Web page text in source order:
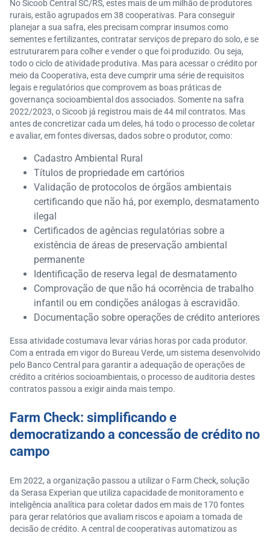
No Sicoob Central SC/RS, estes mais de um milhão de produtores
rurais, estão agrupados em 38 cooperativas. Para conseguir
planejar a sua safra, eles precisam comprar insumos como
sementes e fertilizantes, contratar serviços de preparo do solo, e se
estruturarem para colher e vender o que foi produzido. Ou seja,
todo o ciclo de atividade produtiva. Mas para acessar o crédito por
meio da Cooperativa, esta deve cumprir uma série de requisitos
legais e regulatórios que comprovem as boas práticas de
governança socioambiental dos associados. Somente na safra
2022/2023, o Sicoob já registrou mais de 44 mil contratos. Mas
antes de concretizar cada um deles, há todo o processo de coletar
e avaliar, em fontes diversas, dados sobre o produtor, como:
Cadastro Ambiental Rural
Títulos de propriedade em cartórios
Validação de protocolos de órgãos ambientais
certificando que não há, por exemplo, desmatamento
ilegal
Certificados de agências regulatórias sobre a
existência de áreas de preservação ambiental
permanente
Identificação de reserva legal de desmatamento
Comprovação de que não há ocorrência de trabalho
infantil ou em condições análogas à escravidão.
Documentação sobre operações de crédito anteriores
Essa atividade costumava levar várias horas por cada produtor.
Com a entrada em vigor do Bureau Verde, um sistema desenvolvido
pelo Banco Central para garantir a adequação de operações de
crédito a critérios socioambientais, o processo de auditoria destes
contratos passou a exigir ainda mais tempo.
Farm Check: simplificando e
democratizando a concessão de crédito no
campo
Em 2022, a organização passou a utilizar o Farm Check, solução
da Serasa Experian que utiliza capacidade de monitoramento e
inteligência analítica para coletar dados em mais de 170 fontes
para gerar relatórios que avaliam riscos e apoiam a tomada de
decisão de crédito. A central de cooperativas automatizou as